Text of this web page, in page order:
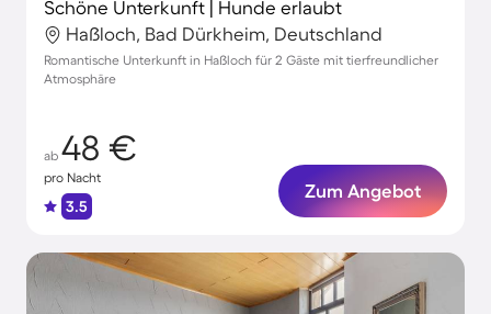
Schöne Unterkunft | Hunde erlaubt
Haßloch, Bad Dürkheim, Deutschland
Romantische Unterkunft in Haßloch für 2 Gäste mit tierfreundlicher
Atmosphäre
ab 48 €
pro Nacht
3.5
Zum Angebot